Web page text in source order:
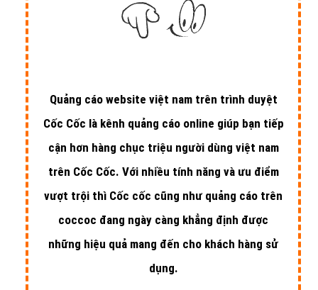
Quảng cáo website việt nam trên trình duyệt
Cốc Cốc là kênh quảng cáo online giúp bạn tiếp
cận hơn hàng chục triệu người dùng việt nam
trên Cốc Cốc. Với nhiều tính năng và ưu điểm
vượt trội thì Cốc cốc cũng như quảng cáo trên
coccoc đang ngày càng khẳng định được
những hiệu quả mang đến cho khách hàng sử
dụng.